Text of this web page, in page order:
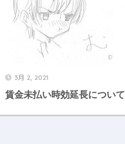
3月 2, 2021
賃金未払い時効延長について